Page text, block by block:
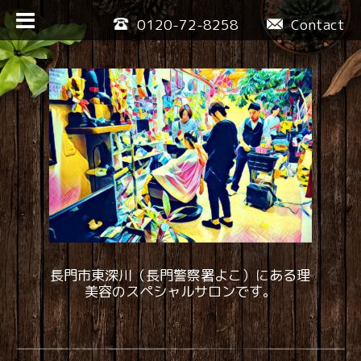
Contact
0120-72-8258
長門市東深川（長門警察署よこ）にある理
美容のスペシャルサロンです。